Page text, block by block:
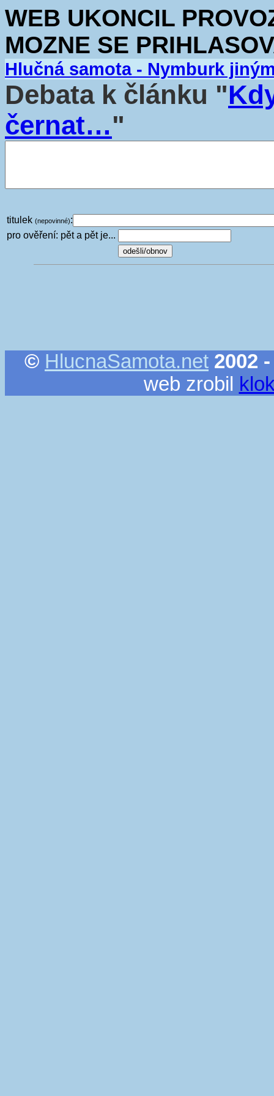
WEB UKONCIL
MOZNE SE
Hlučná samota - Nymburk
Debata k článku "
černat…"
titulek (nepovinné):
pro ověření: pět a pět je...
© HlucnaSamota.net 2002
web zrobil